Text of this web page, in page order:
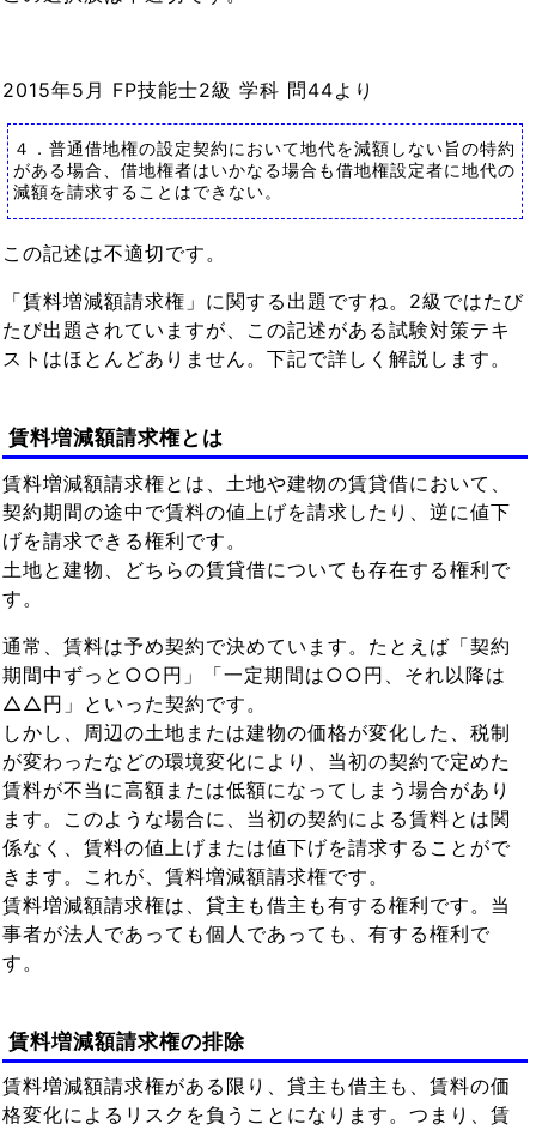
2015年5月 FP技能士2級 学科 問44より
４．普通借地権の設定契約において地代を減額しない旨の特約
がある場合、借地権者はいかなる場合も借地権設定者に地代の
減額を請求することはできない。
この記述は不適切です。
「賃料増減額請求権」に関する出題ですね。2級ではたび
たび出題されていますが、この記述がある試験対策テキ
ストはほとんどありません。下記で詳しく解説します。
賃料増減額請求権とは
賃料増減額請求権とは、土地や建物の賃貸借において、
契約期間の途中で賃料の値上げを請求したり、逆に値下
げを請求できる権利です。
土地と建物、どちらの賃貸借についても存在する権利で
す。
通常、賃料は予め契約で決めています。たとえば「契約
期間中ずっと○○円」「一定期間は○○円、それ以降は
△△円」といった契約です。
しかし、周辺の土地または建物の価格が変化した、税制
が変わったなどの環境変化により、当初の契約で定めた
賃料が不当に高額または低額になってしまう場合があり
ます。このような場合に、当初の契約による賃料とは関
係なく、賃料の値上げまたは値下げを請求することがで
きます。これが、賃料増減額請求権です。
賃料増減額請求権は、貸主も借主も有する権利です。当
事者が法人であっても個人であっても、有する権利で
す。
賃料増減額請求権の排除
賃料増減額請求権がある限り、貸主も借主も、賃料の価
格変化によるリスクを負うことになります。つまり、賃